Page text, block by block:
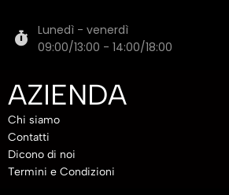
Lunedì - venerdì
09:00/13:00 - 14:00/18:00
AZIENDA
Chi siamo
Contatti
Dicono di noi
Termini e Condizioni